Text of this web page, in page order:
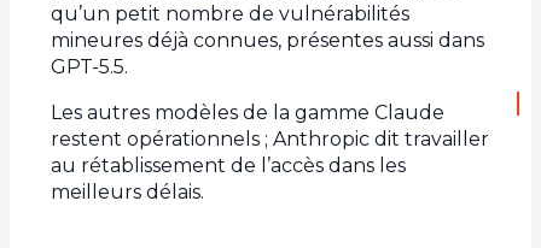
qu’un petit nombre de vulnérabilités
mineures déjà connues, présentes aussi dans
GPT-5.5.
Les autres modèles de la gamme Claude
restent opérationnels ; Anthropic dit travailler
au rétablissement de l’accès dans les
meilleurs délais.